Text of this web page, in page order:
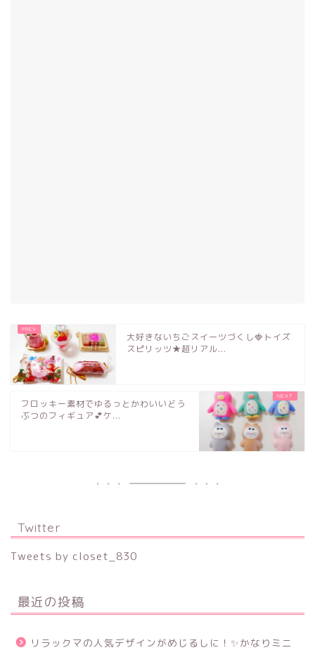
大好きないちごスイーツづくし🍓トイズ
スピリッツ★超リアル...
フロッキー素材でゆるっとかわいいどう
ぶつのフィギュア💕ケ...
Twitter
Tweets by closet_830
最近の投稿
リラックマの人気デザインがめじるしに！✨かなりミニ